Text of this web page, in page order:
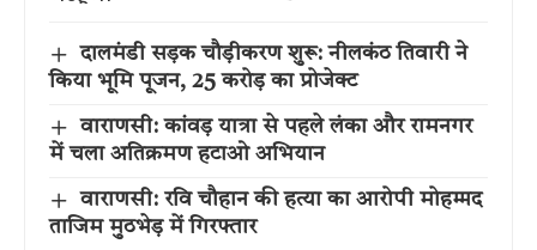
दालमंडी सड़क चौड़ीकरण शुरू: नीलकंठ तिवारी ने
किया भूमि पूजन, 25 करोड़ का प्रोजेक्ट
वाराणसी: कांवड़ यात्रा से पहले लंका और रामनगर
में चला अतिक्रमण हटाओ अभियान
वाराणसी: रवि चौहान की हत्या का आरोपी मोहम्मद
ताजिम मुठभेड़ में गिरफ्तार